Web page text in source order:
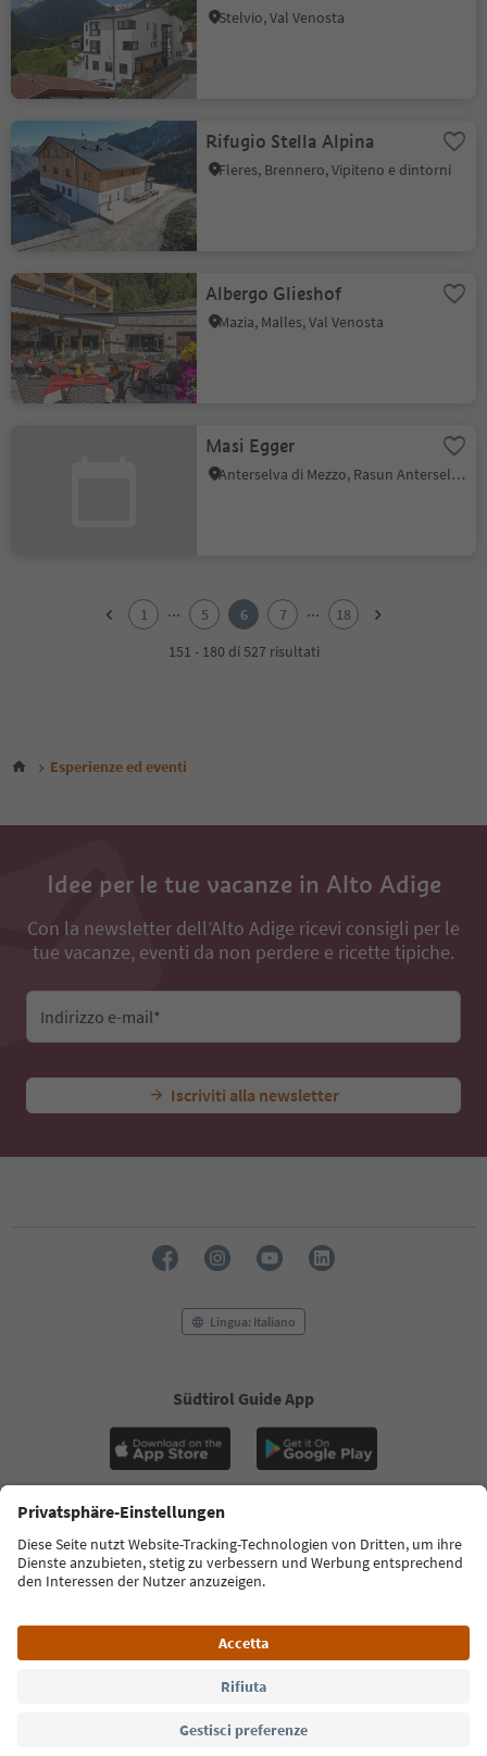
Stelvio, Val Venosta
Rifugio Stella Alpina
Fleres, Brennero, Vipiteno e dintorni
Albergo Glieshof
Mazia, Malles, Val Venosta
Masi Egger
Anterselva di Mezzo, Rasun Anterselva, Regione dolomitica Plan de Corones
9
10
12
1 ... 5 6 7 ...
18
151 - 180 di 527 risultati
Esperienze ed eventi
Idee per le tue vacanze in Alto Adige
Con la newsletter dell’Alto Adige ricevi consigli per le
tue vacanze, eventi da non perdere e ricette tipiche.
Indirizzo e-mail*
Iscriviti alla newsletter
Lingua: Italiano
Südtirol Guide App
FAQ Contatti Press MICE
Privacy Policy
Termini e condizioni
Crediti
Cookie Policy
Alto Adige B2B